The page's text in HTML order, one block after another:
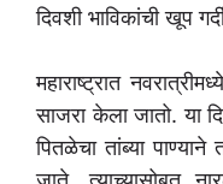
दिवशी भाविकांची खूप
महाराष्ट्रात
साजरा केला जातो. या
पितळेचा तांब्या